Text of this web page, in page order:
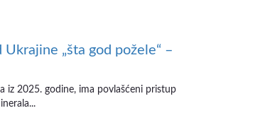
„šta god požele“ –
iz 2025. godine, ima povlašćeni pristup